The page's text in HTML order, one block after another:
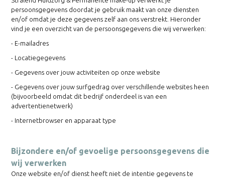
persoonsgegevens doordat je gebruik maakt van onze diensten
en/of omdat je deze gegevens zelf aan ons verstrekt. Hieronder
vind je een overzicht van de persoonsgegevens die wij verwerken:
- E-mailadres
- Locatiegegevens
- Gegevens over jouw activiteiten op onze website
- Gegevens over jouw surfgedrag over verschillende websites heen
(bijvoorbeeld omdat dit bedrijf onderdeel is van een
advertentienetwerk)
- Internetbrowser en apparaat type
Bijzondere en/of gevoelige persoonsgegevens die
wij verwerken
Onze website en/of dienst heeft niet de intentie gegevens te